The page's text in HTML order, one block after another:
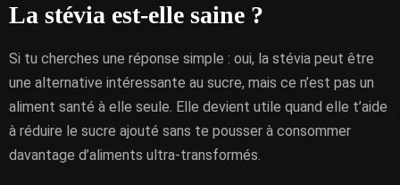
La stévia est-elle saine ?
Si tu cherches une réponse simple : oui, la stévia peut être
une alternative intéressante au sucre, mais ce n’est pas un
aliment santé à elle seule. Elle devient utile quand elle t’aide
à réduire le sucre ajouté sans te pousser à consommer
davantage d’aliments ultra-transformés.